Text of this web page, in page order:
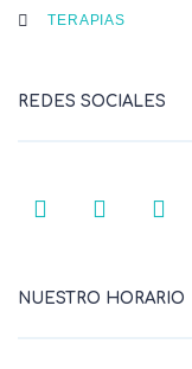
TERAPIAS
REDES SOCIALES
NUESTRO HORARIO